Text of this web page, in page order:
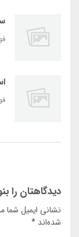
دیدگاهتان را
نشانی ایمیل شما
شده‌اند *